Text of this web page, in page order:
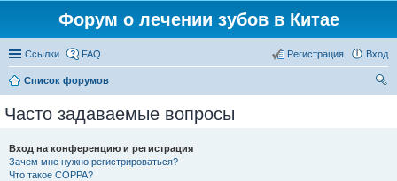
Форум о лечении зубов в Китае
Ссылки FAQ Вход
Регистрация
Список форумов
Часто задаваемые вопросы
Вход на конференцию и регистрация
Зачем мне нужно регистрироваться?
Что такое COPPA?